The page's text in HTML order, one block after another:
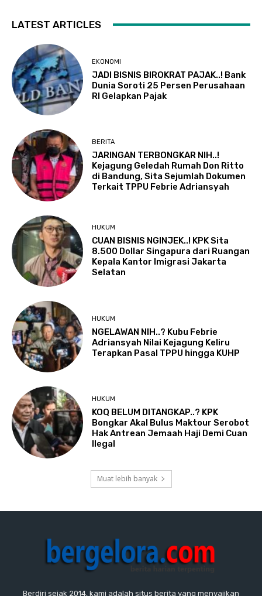
LATEST ARTICLES
EKONOMI
JADI BISNIS BIROKRAT PAJAK..! Bank
Dunia Soroti 25 Persen Perusahaan
RI Gelapkan Pajak
BERITA
JARINGAN TERBONGKAR NIH..!
Kejagung Geledah Rumah Don Ritto
di Bandung, Sita Sejumlah Dokumen
Terkait TPPU Febrie Adriansyah
HUKUM
CUAN BISNIS NGINJEK..! KPK Sita
8.500 Dollar Singapura dari Ruangan
Kepala Kantor Imigrasi Jakarta
Selatan
HUKUM
NGELAWAN NIH..? Kubu Febrie
Adriansyah Nilai Kejagung Keliru
Terapkan Pasal TPPU hingga KUHP
HUKUM
KOQ BELUM DITANGKAP..? KPK
Bongkar Akal Bulus Maktour Serobot
Hak Antrean Jemaah Haji Demi Cuan
Ilegal
Muat lebih banyak
Berdiri sejak 2014, kami adalah situs berita yang menyajikan